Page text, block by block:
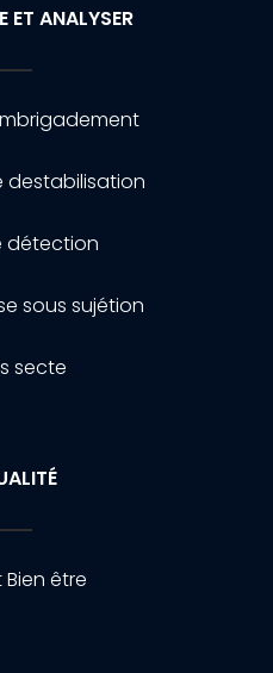
ET ANALYSER
destabilisation
détection
sous sujétion
secte
être